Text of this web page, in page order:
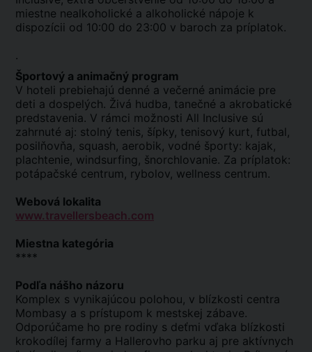
miestne nealkoholické a alkoholické nápoje k
dispozícii od 10:00 do 23:00 v baroch za príplatok.
.
Športový a animačný program
V hoteli prebiehajú denné a večerné animácie pre
deti a dospelých. Živá hudba, tanečné a akrobatické
predstavenia. V rámci možnosti All Inclusive sú
zahrnuté aj: stolný tenis, šípky, tenisový kurt, futbal,
posilňovňa, squash, aerobik, vodné športy: kajak,
plachtenie, windsurfing, šnorchlovanie. Za príplatok:
potápačské centrum, rybolov, wellness centrum.
Webová lokalita
www.travellersbeach.com
Miestna kategória
****
Podľa nášho názoru
Komplex s vynikajúcou polohou, v blízkosti centra
Mombasy a s prístupom k mestskej zábave.
Odporúčame ho pre rodiny s deťmi vďaka blízkosti
krokodílej farmy a Hallerovho parku aj pre aktívnych